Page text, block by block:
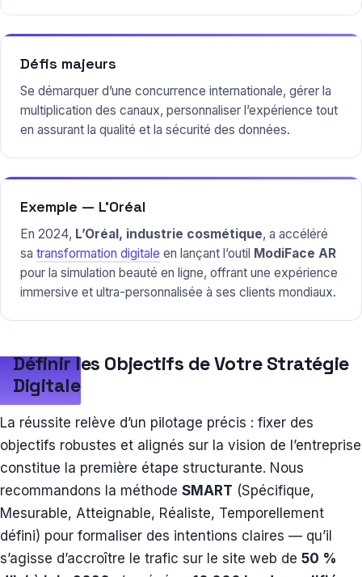
Défis majeurs
Se démarquer d’une concurrence internationale, gérer la
multiplication des canaux, personnaliser l’expérience tout
en assurant la qualité et la sécurité des données.
Exemple — L’Oréal
En 2024, L’Oréal, industrie cosmétique, a accéléré
sa transformation digitale en lançant l’outil ModiFace AR
pour la simulation beauté en ligne, offrant une expérience
immersive et ultra-personnalisée à ses clients mondiaux.
Définir les Objectifs de Votre Stratégie
Digitale
La réussite relève d’un pilotage précis : fixer des
objectifs robustes et alignés sur la vision de l’entreprise
constitue la première étape structurante. Nous
recommandons la méthode SMART (Spécifique,
Mesurable, Atteignable, Réaliste, Temporellement
défini) pour formaliser des intentions claires — qu’il
s’agisse d’accroître le trafic sur le site web de 50 %